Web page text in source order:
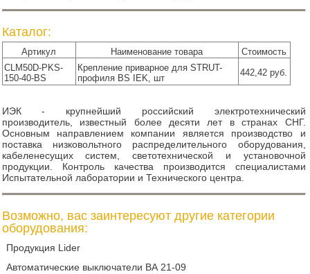
Каталог:
Артикул Наименование товара
Стоимость
CLM50D-PKS-
150-40-BS
Крепление приварное для STRUT-
профиля BS IEK, шт
442,42 руб.
ИЭК - крупнейший российский электротехнический
производитель, известный более десяти лет в странах СНГ.
Основным направлением компании является производство и
поставка низковольтного распределительного оборудования,
кабеленесущих систем, светотехнической и установочной
продукции. Контроль качества производится специалистами
Испытательной лаборатории и Технического центра.
Возможно, вас заинтересуют другие категории
оборудования:
Продукция Lider
Автоматические выключатели ВА 21-09